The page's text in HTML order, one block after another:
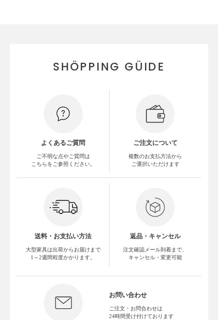
SHÖPPING GÜIDE
よくあるご質問
ご不明な点やご質問は
こちらをご参照ください。
ご注文について
複数のお支払方法から
ご選択いただけます
送料・お支払い方法
大型家具は出荷からお届けまで
1～2週間程度かかります。
返品・キャンセル
注文確認メール到着まで、
キャンセル・変更可能
お問い合わせ
ご注文・お問合わせは
24時間受け付けております